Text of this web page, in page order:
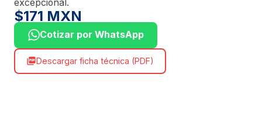
excepcional.
$171 MXN
Cotizar por WhatsApp
picture_as_pdfDescargar ficha técnica (PDF)